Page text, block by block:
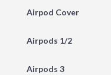
Airpod Cover
Airpods 1/2
Airpods 3